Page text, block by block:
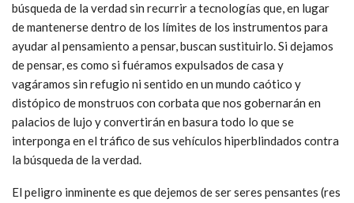
búsqueda de la verdad sin recurrir a tecnologías que, en lugar
de mantenerse dentro de los límites de los instrumentos para
ayudar al pensamiento a pensar, buscan sustituirlo. Si dejamos
de pensar, es como si fuéramos expulsados de casa y
vagáramos sin refugio ni sentido en un mundo caótico y
distópico de monstruos con corbata que nos gobernarán en
palacios de lujo y convertirán en basura todo lo que se
interponga en el tráfico de sus vehículos hiperblindados contra
la búsqueda de la verdad.
El peligro inminente es que dejemos de ser seres pensantes (res